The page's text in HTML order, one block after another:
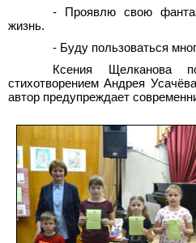
- Проявлю свою
жизнь.
- Буду пользоваться
Ксения Щелканова
стихотворением Андрея
автор предупреждает